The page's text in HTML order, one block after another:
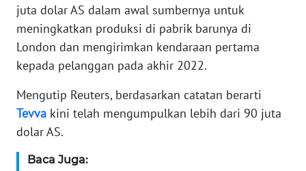
juta dolar AS dalam awal sumbernya untuk
meningkatkan produksi di pabrik barunya di
London dan mengirimkan kendaraan pertama
kepada pelanggan pada akhir 2022.
Mengutip Reuters, berdasarkan catatan berarti
Tevva kini telah mengumpulkan lebih dari 90 juta
dolar AS.
Baca Juga:
REDAKSI
KARIR
Wahana
News